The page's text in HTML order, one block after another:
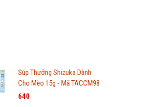
Súp Thưởng Shizuka Dành
Cho Mèo 15g - Mã TACCM98
640